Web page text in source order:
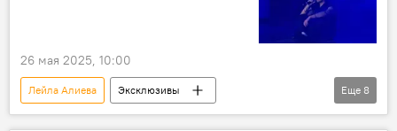
26 мая 2025, 10:00
Лейла Алиева
Эксклюзивы
Азербайджан
Баку
Голос
Еще 8